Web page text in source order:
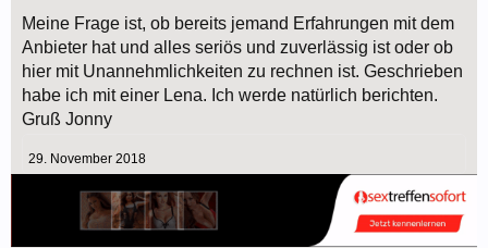
Meine Frage ist, ob bereits jemand Erfahrungen mit dem
Anbieter hat und alles seriös und zuverlässig ist oder ob
hier mit Unannehmlichkeiten zu rechnen ist. Geschrieben
habe ich mit einer Lena. Ich werde natürlich berichten.
Gruß Jonny
29. November 2018